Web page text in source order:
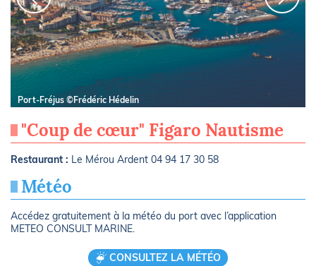
Port-Fréjus ©Frédéric Hédelin
"Coup de cœur" Figaro Nautisme
Restaurant : Le Mérou Ardent 04 94 17 30 58
Météo
Accédez gratuitement à la météo du port avec l’application
METEO CONSULT MARINE.
CONSULTEZ LA MÉTÉO